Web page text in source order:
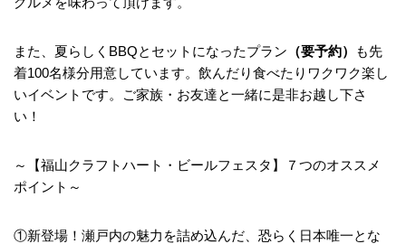
また、夏らしくBBQとセットになったプラン （要予約）
も先
着100名様分用意しています。飲んだり食べたりワクワク楽し
いイベントです。ご家族・お友達と一緒に是非お越し下さ
い！
～【福山クラフトハート・ビールフェスタ】７つのオススメ
ポイント～
①新登場！瀬戸内の魅力を詰め込んだ、恐らく日本唯一とな